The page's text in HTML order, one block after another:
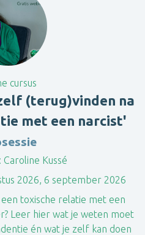
cursus
(terug)vinden na
met een narcist'
Caroline Kussé
2026, 6 september 2026
toxische relatie met een
Leer hier wat je weten moet
én wat je zelf kan doen